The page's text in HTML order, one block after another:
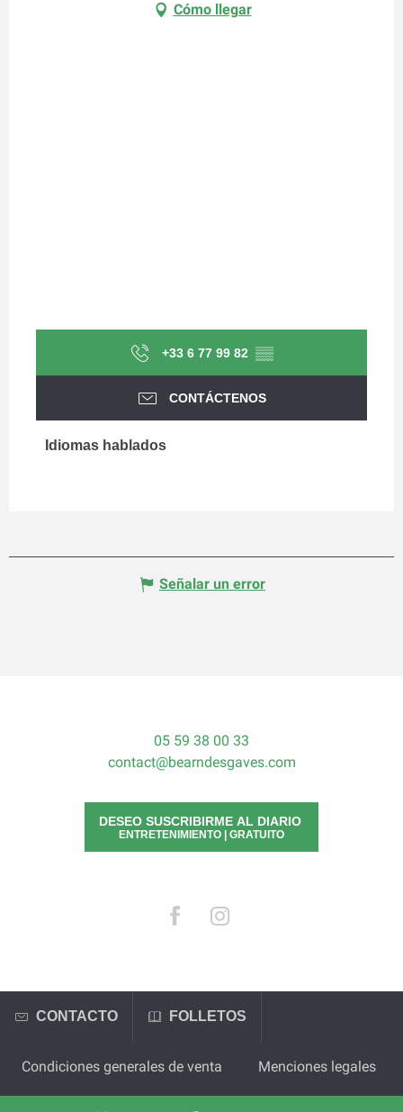
Cómo llegar
+33 6 77 99 82 ▒▒
CONTÁCTENOS
Idiomas hablados
Idiomas hablados
Señalar un error
05 59 38 00 33
contact@bearndesgaves.com
DESEO SUSCRIBIRME AL DIARIO
ENTRETENIMIENTO | GRATUITO
CONTACTO FOLLETOS
Condiciones generales de venta Menciones legales